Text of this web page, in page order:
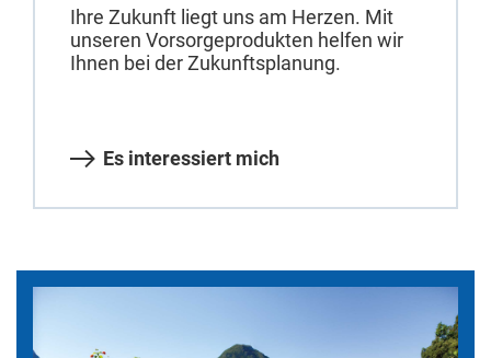
Ihre Zukunft liegt uns am Herzen. Mit
unseren Vorsorgeprodukten helfen wir
Ihnen bei der Zukunftsplanung.
Es interessiert mich